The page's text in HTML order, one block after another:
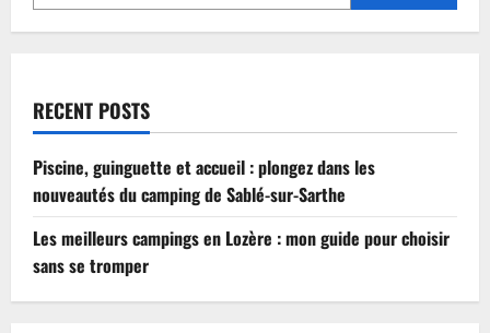
choisir
sans
RECENT POSTS
Piscine, guinguette et accueil : plongez dans les
nouveautés du camping de Sablé-sur-Sarthe
Les meilleurs campings en Lozère : mon guide pour choisir
sans se tromper